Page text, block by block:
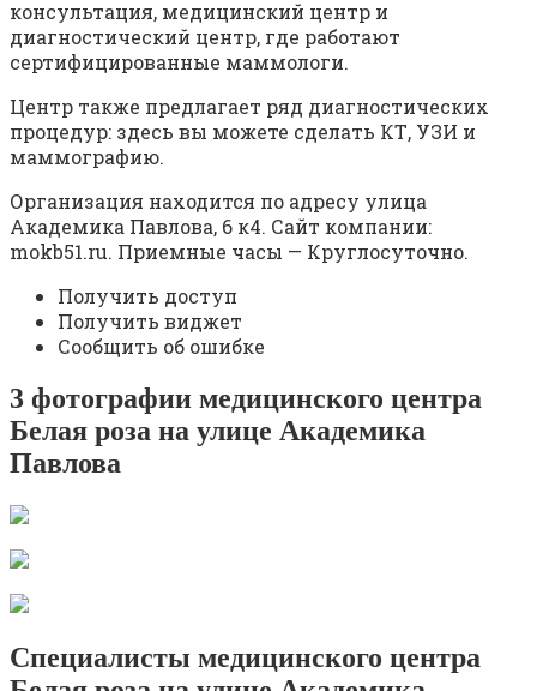
консультация, медицинский центр и
диагностический центр, где работают
сертифицированные маммологи.
Центр также предлагает ряд диагностических
процедур: здесь вы можете сделать КТ, УЗИ и
маммографию.
Организация находится по адресу улица
Академика Павлова, 6 к4. Сайт компании:
mokb51.ru. Приемные часы — Круглосуточно.
Получить доступ
Получить виджет
Сообщить об ошибке
3 фотографии медицинского центра
Белая роза на улице Академика
Павлова
Специалисты медицинского центра